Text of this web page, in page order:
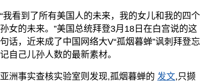
“我看到了所有美国人的未来，我的女儿和我的四个
孙女的未来。”美国总统拜登3月18日在白宫说的这
句话，近来成了中国网络大V“孤烟暮蝉”讽刺拜登忘
记自己儿孙人数的最新素材。
亚洲事实查核实验室则发现,孤烟暮蝉的 发文,只撷